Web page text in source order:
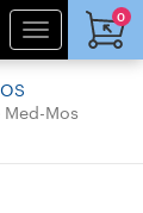
0
Med-Mos